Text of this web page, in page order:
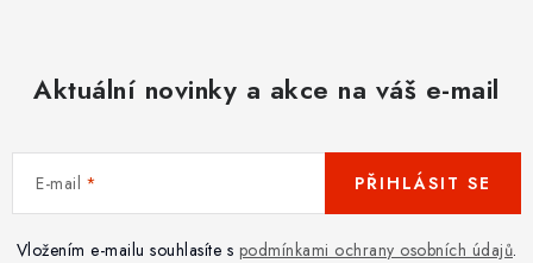
Aktuální novinky a akce na váš e-mail
E-mail
Vložením e-mailu souhlasíte s podmínkami ochrany osobních údajů.
PŘIHLÁSIT SE